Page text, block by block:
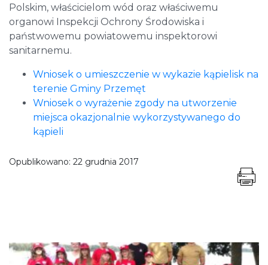
Polskim, właścicielom wód oraz właściwemu
organowi Inspekcji Ochrony Środowiska i
państwowemu powiatowemu inspektorowi
sanitarnemu.
Wniosek o umieszczenie w wykazie kąpielisk na
terenie Gminy Przemęt
Wniosek o wyrażenie zgody na utworzenie
miejsca okazjonalnie wykorzystywanego do
kąpieli
Opublikowano: 22 grudnia 2017